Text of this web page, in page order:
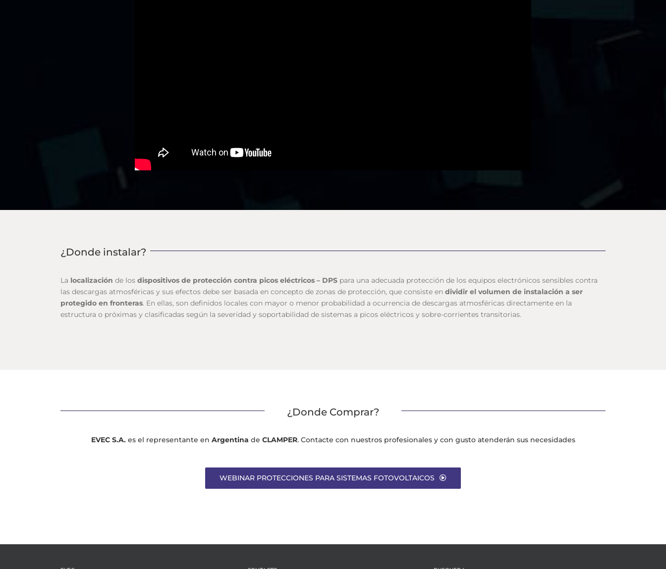
¿Donde instalar?
La localización de los dispositivos de protección contra picos eléctricos – DPS para una adecuada protección de los equipos electrónicos sensibles contra
las descargas atmosféricas y sus efectos debe ser basada en concepto de zonas de protección, que consiste en dividir el volumen de instalación a ser
protegido en fronteras. En ellas, son definidos locales con mayor o menor probabilidad a ocurrencia de descargas atmosféricas directamente en la
estructura o próximas y clasificadas según la severidad y soportabilidad de sistemas a picos eléctricos y sobre-corrientes transitorias.
¿Donde Comprar?
EVEC S.A.es el representante en Argentina de CLAMPER. Contacte con nuestros profesionales y con gusto atenderán sus necesidades
WEBINAR PROTECCIONES PARA SISTEMAS FOTOVOLTAICOS